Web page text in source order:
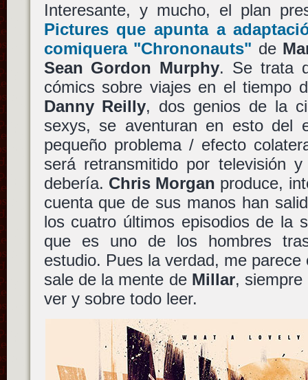
Interesante, y mucho, el plan
Picturesque apunta a
comiquera "Chrononauts" de
Sean Gordon Murphy. Se trata
cómics sobre viajes en el tiempo
Danny Reilly, dos genios de la
sexys, se aventuran en esto del
pequeño problema / efecto
será retransmitido por televisión
debería. Chris Morgan produce,
cuenta que de sus manos han
los cuatro últimos episodios de la
que es uno de los hombres
estudio. Pues la verdad, me
sale de la mente de Millar,
ver y sobre todo leer.